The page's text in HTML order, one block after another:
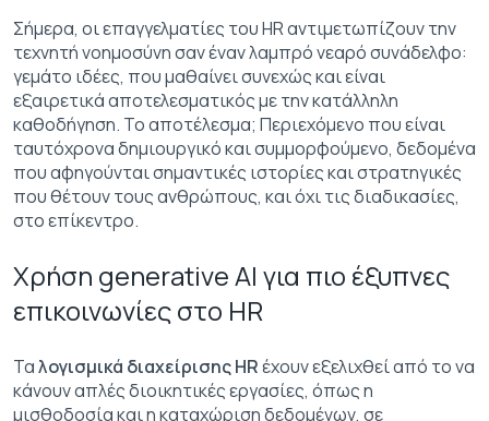
Σήμερα, οι επαγγελματίες του HR αντιμετωπίζουν την
τεχνητή νοημοσύνη σαν έναν λαμπρό νεαρό συνάδελφο:
γεμάτο ιδέες, που μαθαίνει συνεχώς και είναι
εξαιρετικά αποτελεσματικός με την κατάλληλη
καθοδήγηση. Το αποτέλεσμα; Περιεχόμενο που είναι
ταυτόχρονα δημιουργικό και συμμορφούμενο, δεδομένα
που αφηγούνται σημαντικές ιστορίες και στρατηγικές
που θέτουν τους ανθρώπους, και όχι τις διαδικασίες,
στο επίκεντρο.
Χρήση generative AI για πιο έξυπνες
επικοινωνίες στο HR
Ταλογισμικά διαχείρισης HRέχουν εξελιχθεί από το να
κάνουν απλές διοικητικές εργασίες, όπως η
μισθοδοσία και η καταχώριση δεδομένων, σε